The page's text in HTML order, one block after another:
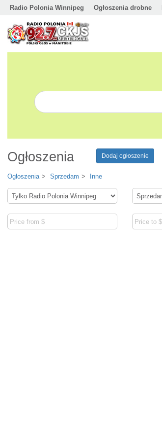
Radio Polonia Winnipeg Ogłoszenia drobne
Ogłoszenia Dodaj ogłoszenie
Ogłoszenia Sprzedam Inne